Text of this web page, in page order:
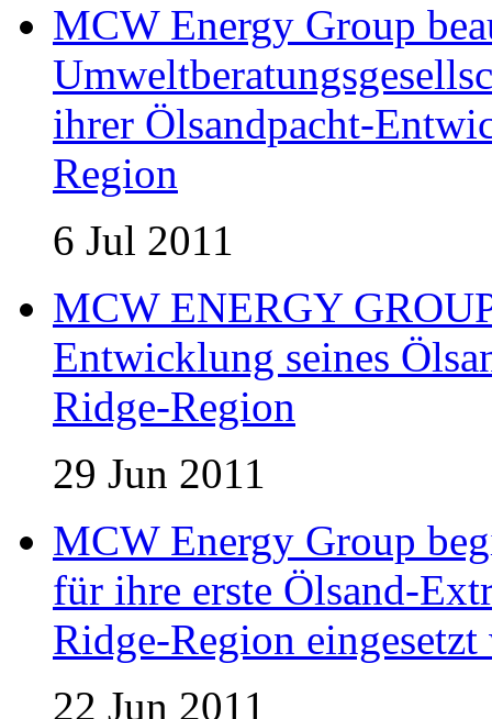
MCW Energy Group
ihrer Ölsandpacht-
Region
6 Jul 2011
MCW ENERGY
Entwicklung seines
Ridge-Region
29 Jun 2011
MCW Energy Group
für ihre erste Ölsand-
Ridge-Region
22 Jun 2011